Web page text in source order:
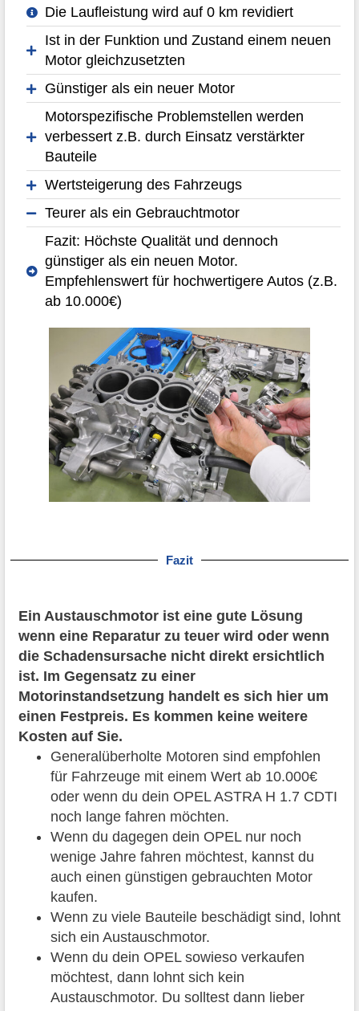
Die Laufleistung wird auf 0 km revidiert
Ist in der Funktion und Zustand einem neuen
Motor gleichzusetzten
Günstiger als ein neuer Motor
Motorspezifische Problemstellen werden
verbessert z.B. durch Einsatz verstärkter
Bauteile
Wertsteigerung des Fahrzeugs
Teurer als ein Gebrauchtmotor
Fazit: Höchste Qualität und dennoch
günstiger als ein neuen Motor.
Empfehlenswert für hochwertigere Autos (z.B.
ab 10.000€)
Fazit
Ein Austauschmotor ist eine gute Lösung
wenn eine Reparatur zu teuer wird oder wenn
die Schadensursache nicht direkt ersichtlich
ist. Im Gegensatz zu einer
Motorinstandsetzung handelt es sich hier um
einen Festpreis. Es kommen keine weitere
Kosten auf Sie.
Generalüberholte Motoren sind empfohlen
für Fahrzeuge mit einem Wert ab 10.000€
oder wenn du dein OPEL ASTRA H 1.7 CDTI
noch lange fahren möchten.
Wenn du dagegen dein OPEL nur noch
wenige Jahre fahren möchtest, kannst du
auch einen günstigen gebrauchten Motor
kaufen.
Wenn zu viele Bauteile beschädigt sind, lohnt
sich ein Austauschmotor.
Wenn du dein OPEL sowieso verkaufen
möchtest, dann lohnt sich kein
Austauschmotor. Du solltest dann lieber